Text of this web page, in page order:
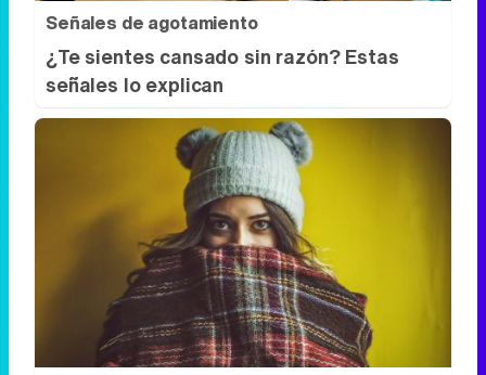
Señales de agotamiento
¿Te sientes cansado sin razón? Estas
señales lo explican